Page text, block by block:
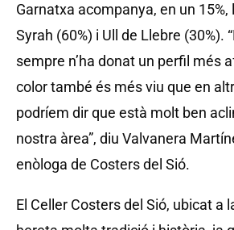
Garnatxa acompanya, en un
Syrah (60%) i Ull de Llebre (30%).
sempre n’ha donat un perfil més
color també és més viu que en
podríem dir que està molt ben
nostra àrea”, diu Valvanera
enòloga de Costers del Sió.
El Celler Costers del Sió, ubicat a